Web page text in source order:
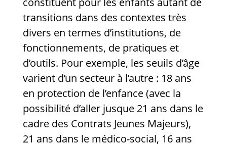
transitions dans des contextes très
divers en termes d’institutions, de
fonctionnements, de pratiques et
d’outils. Pour exemple, les seuils d’âge
varient d’un secteur à l’autre : 18 ans
en protection de l’enfance (avec la
possibilité d’aller jusque 21 ans dans le
cadre des Contrats Jeunes Majeurs),
21 ans dans le médico-social, 16 ans